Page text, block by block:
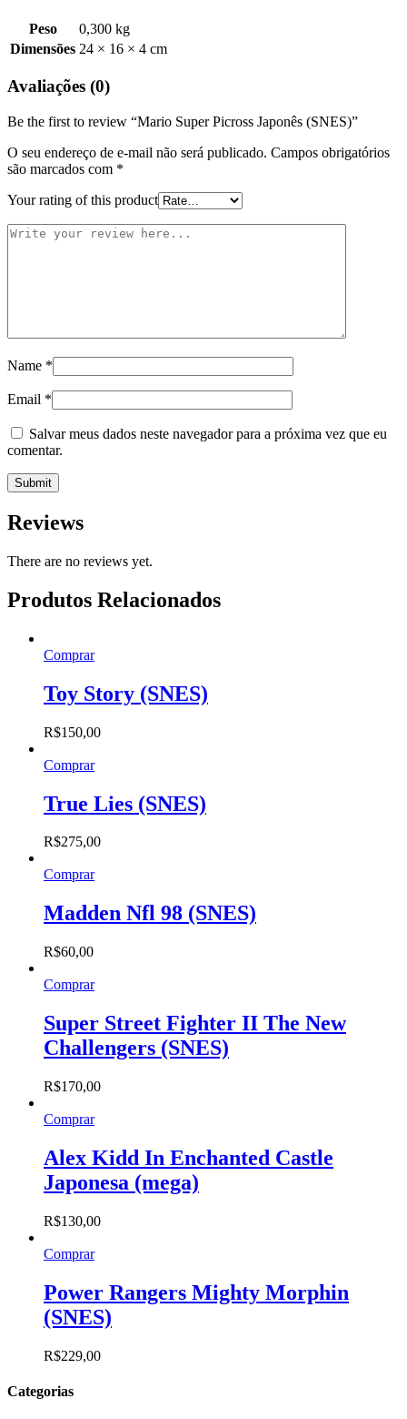
Peso
0,300 kg
Dimensões 24 × 16 × 4 cm
Avaliações (0)
Be the first to review “Mario Super Picross Japonês (SNES)”
O seu endereço de e-mail não será publicado. Campos obrigatórios
são marcados com *
Your rating of this product
Name *
Email *
Salvar meus dados neste navegador para a próxima vez que eu
comentar.
Reviews
There are no reviews yet.
Produtos Relacionados
Comprar
Toy Story (SNES)
R$150,00
Comprar
True Lies (SNES)
R$275,00
Comprar
Madden Nfl 98 (SNES)
R$60,00
Comprar
Super Street Fighter II The New
Challengers (SNES)
R$170,00
Comprar
Alex Kidd In Enchanted Castle
Japonesa (mega)
R$130,00
Comprar
Power Rangers Mighty Morphin
(SNES)
R$229,00
Categorias